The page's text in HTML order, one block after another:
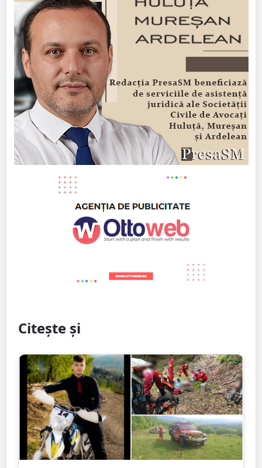
Citește și